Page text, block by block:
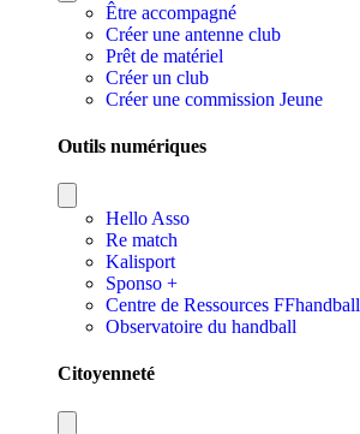
Être accompagné
Créer une antenne club
Prêt de matériel
Créer un club
Créer une commission Jeune
Outils numériques
Hello Asso
Re match
Kalisport
Sponso +
Centre de Ressources FFhandball
Observatoire du handball
Citoyenneté